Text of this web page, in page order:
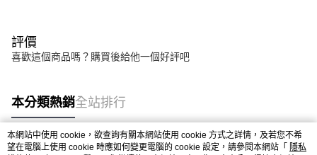
評價
喜歡這個商品嗎？購買後給他一個好評吧
本分類熱銷全站排行
本網站中使用 cookie，欲查詢有關本網站使用 cookie 方式之詳情，及若您不希
望在電腦上使用 cookie 時應如何變更電腦的 cookie 設定，請參閱本網站「 隱私